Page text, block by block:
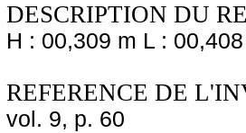
DESCRIPTION DU
H : 00,309 m L :
REFERENCE DE
vol. 9, p. 60